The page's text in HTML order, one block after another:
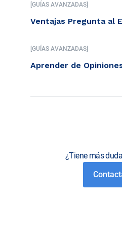
[GUÍAS AVANZADAS]
Ventajas Pregunta al
[GUÍAS AVANZADAS]
Aprender de
¿Tiene más